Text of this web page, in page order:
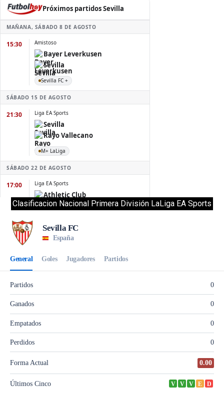
Clasificacion Nacional Primera División LaLiga EA Sports